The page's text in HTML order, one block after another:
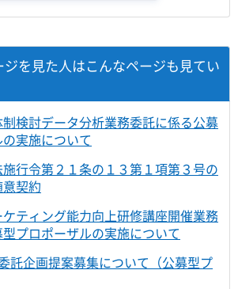
ジを見た人はこんなページも見てい
検討データ分析業務委託に係る公募
実施について
行令第２１条の１３第１項第３号の
契約
ティング能力向上研修講座開催業務
プロポーザルの実施について
託企画提案募集について（公募型プ